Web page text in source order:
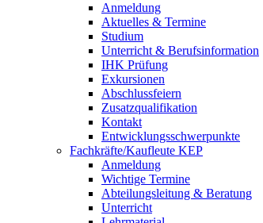
Anmeldung
Aktuelles & Termine
Studium
Unterricht & Berufsinformation
IHK Prüfung
Exkursionen
Abschlussfeiern
Zusatzqualifikation
Kontakt
Entwicklungsschwerpunkte
Fachkräfte/Kaufleute KEP
Anmeldung
Wichtige Termine
Abteilungsleitung & Beratung
Unterricht